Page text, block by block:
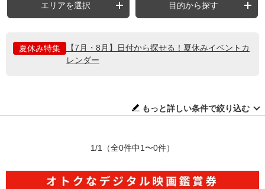
エリアを選択 目的から探す
夏休み特集
【7月・8月】日付から探せる！夏休みイベントカ
レンダー
もっと詳しい条件で絞り込む
1/1 （全0件中1〜0件）